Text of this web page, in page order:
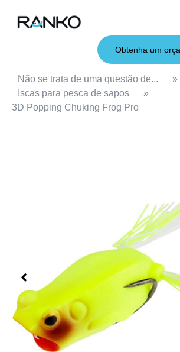
Obtenha um
Não se trata de uma questão de... »
Iscas para pesca de sapos
»
3D Popping Chuking Frog Pro